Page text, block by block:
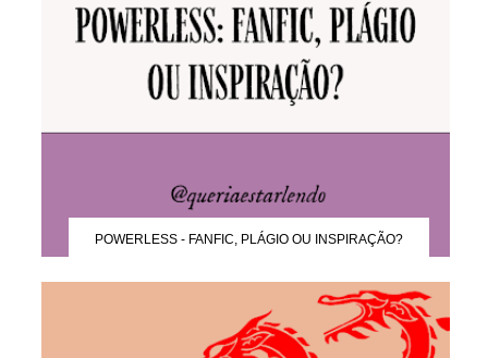
POWERLESS - FANFIC, PLÁGIO OU INSPIRAÇÃO?